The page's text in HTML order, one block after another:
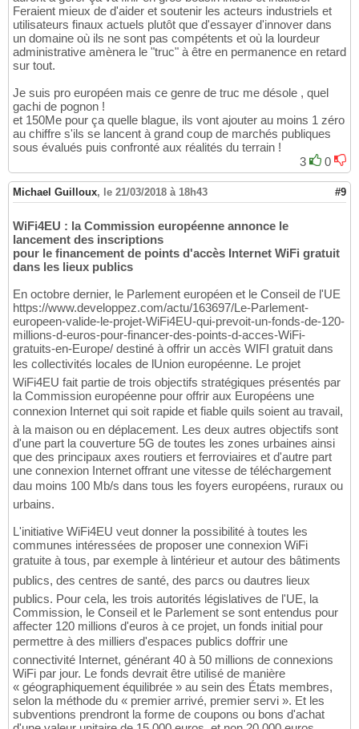
Feraient mieux de d'aider et soutenir les acteurs industriels et
utilisateurs finaux actuels plutôt que d'essayer d'innover dans
un domaine où ils ne sont pas compétents et où la lourdeur
administrative amènera le "truc" à être en permanence en retard
sur tout.
Je suis pro européen mais ce genre de truc me désole , quel
gachi de pognon !
et 150Me pour ça quelle blague, ils vont ajouter au moins 1 zéro
au chiffre s'ils se lancent à grand coup de marchés publiques
sous évalués puis confronté aux réalités du terrain !
3
0
Michael Guilloux, le 21/03/2018 à 18h43 #9
WiFi4EU : la Commission européenne annonce le
lancement des inscriptions
pour le financement de points d'accès Internet WiFi gratuit
dans les lieux publics
En octobre dernier, le Parlement européen et le Conseil de l'UE
https://www.developpez.com/actu/163697/Le-Parlement-
europeen-valide-le-projet-WiFi4EU-qui-prevoit-un-fonds-de-120-
millions-d-euros-pour-financer-des-points-d-acces-WiFi-
gratuits-en-Europe/ destiné à offrir un accès WIFI gratuit dans
les collectivités locales de lUnion européenne. Le projet
WiFi4EU fait partie de trois objectifs stratégiques présentés par
la Commission européenne pour offrir aux Européens une
connexion Internet qui soit rapide et fiable quils soient au travail,
à la maison ou en déplacement. Les deux autres objectifs sont
d'une part la couverture 5G de toutes les zones urbaines ainsi
que des principaux axes routiers et ferroviaires et d'autre part
une connexion Internet offrant une vitesse de téléchargement
dau moins 100 Mb/s dans tous les foyers européens, ruraux ou
urbains.
L'initiative WiFi4EU veut donner la possibilité à toutes les
communes intéressées de proposer une connexion WiFi
gratuite à tous, par exemple à lintérieur et autour des bâtiments
publics, des centres de santé, des parcs ou dautres lieux
publics. Pour cela, les trois autorités législatives de l'UE, la
Commission, le Conseil et le Parlement se sont entendus pour
affecter 120 millions d'euros à ce projet, un fonds initial pour
permettre à des milliers d'espaces publics doffrir une
connectivité Internet, générant 40 à 50 millions de connexions
WiFi par jour. Le fonds devrait être utilisé de manière
« géographiquement équilibrée » au sein des États membres,
selon la méthode du « premier arrivé, premier servi ». Et les
subventions prendront la forme de coupons ou bons d'achat